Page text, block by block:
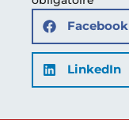
Facebook
LinkedIn